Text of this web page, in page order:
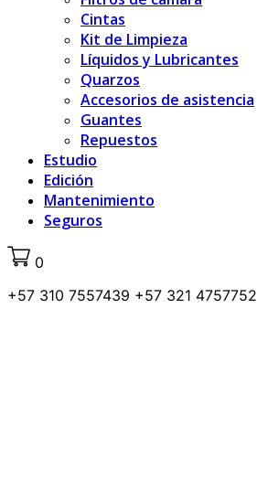
Cintas
Kit de Limpieza
Líquidos y Lubricantes
Quarzos
Accesorios de asistencia
Guantes
Repuestos
Estudio
Edición
Mantenimiento
Seguros
0
+57 310 7557439 +57 321 4757752